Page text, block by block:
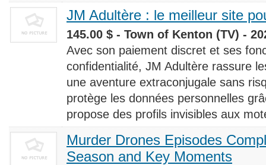
JM Adultère : le meilleur site
145.00 $ - Town of Kenton (TV) -
Avec son paiement discret et ses
confidentialité, JM Adultère rassure
une aventure extraconjugale sans
protège les données personnelles
propose des profils invisibles aux
Murder Drones Episodes
Season and Key Moments